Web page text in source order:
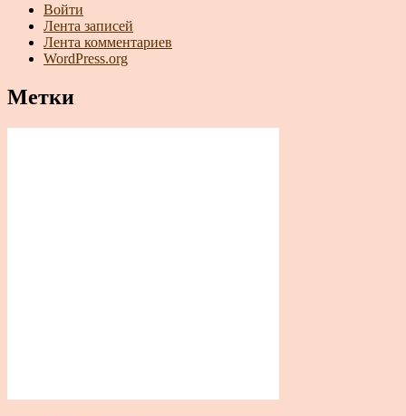
Войти
Лента записей
Лента комментариев
WordPress.org
Метки